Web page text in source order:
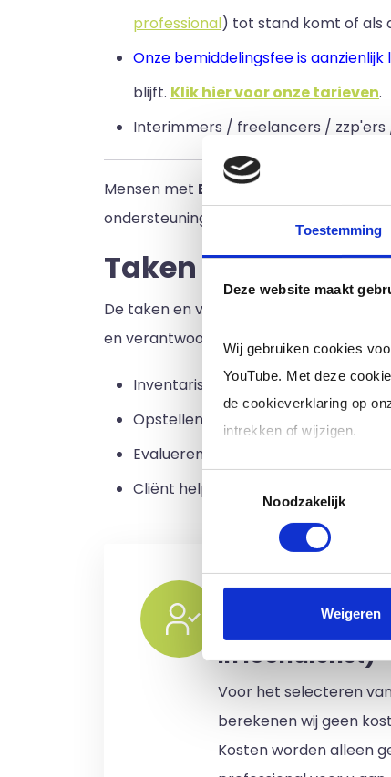
Toestemming
Deze website maakt
Wij gebruiken cookies
YouTube. Met deze
de cookieverklaring op
intrekken of wijzigen.
Noodzakelijk
Weigeren
professional) tot stand komt of als
Onze bemiddelingsfee is
blijft. Klik hier voor onze tarieven.
Interimmers / freelancers / zzp'ers
Mensen met E rnstige verstandelijke en
ondersteuning.
Taken en
De taken en verantwoordelijkheden
en verantwoordelijkheden die
Inventariseren van woon- en
Opstellen van een
Evalueren en bijstellen van het
Cliënt helpen bij het voeren van
Ik zoek een
of ZZP
in loondienst)
Voor het selecteren
berekenen wij geen
Kosten worden alleen